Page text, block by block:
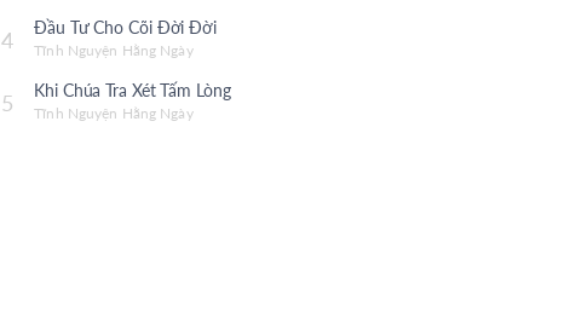
Tĩnh Nguyện Mùa Thi
Sống Theo Đúng Mục Đích
4 Đầu Tư Cho Cõi Đời Đời
Tĩnh Nguyện Hằng Ngày
5 Khi Chúa Tra Xét Tấm Lòng
Tĩnh Nguyện Hằng Ngày